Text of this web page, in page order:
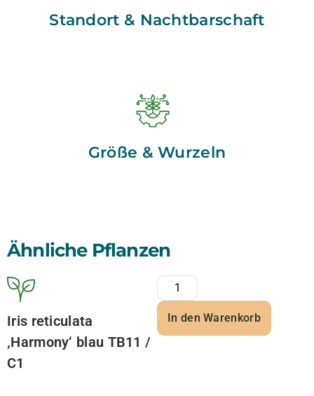
Standort & Nachtbarschaft
Größe & Wurzeln
Ähnliche Pflanzen
Iris reticulata
‚Harmony‘ blau TB11 /
C1
In den Warenkorb